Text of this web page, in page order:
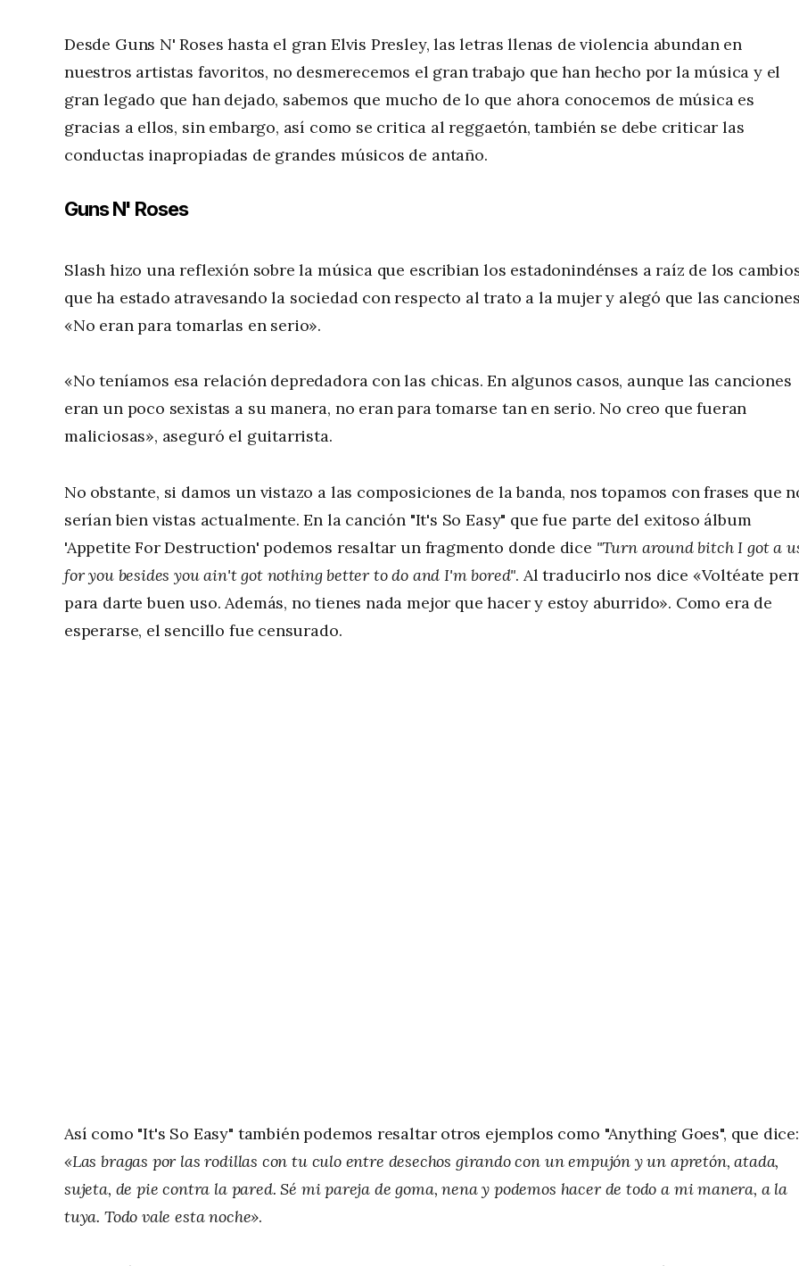
Desde Guns N' Roses hasta el gran Elvis Presley, las letras llenas de violencia abundan en
nuestros artistas favoritos, no desmerecemos el gran trabajo que han hecho por la música y el
gran legado que han dejado, sabemos que mucho de lo que ahora conocemos de música es
gracias a ellos, sin embargo, así como se critica al reggaetón, también se debe criticar las
conductas inapropiadas de grandes músicos de antaño.
Guns N' Roses
Slash hizo una reflexión sobre la música que escribian los estadonindénses a raíz de los
que ha estado atravesando la sociedad con respecto al trato a la mujer y alegó que las canciones
«No eran para tomarlas en serio».
«No teníamos esa relación depredadora con las chicas. En algunos casos, aunque las canciones
eran un poco sexistas a su manera, no eran para tomarse tan en serio. No creo que fueran
maliciosas», aseguró el guitarrista.
No obstante, si damos un vistazo a las composiciones de la banda, nos topamos con frases que
serían bien vistas actualmente. En la canción "It's So Easy" que fue parte del exitoso álbum
'Appetite For Destruction' podemos resaltar un fragmento donde dice "Turn around bitch I got a
for you besides you ain't got nothing better to do and I'm bored". Al traducirlo nos dice «Voltéate
para darte buen uso. Además, no tienes nada mejor que hacer y estoy aburrido». Como era de
esperarse, el sencillo fue censurado.
Así como "It's So Easy" también podemos resaltar otros ejemplos como "Anything Goes", que dice:
«Las bragas por las rodillas con tu culo entre desechos girando con un empujón y un apretón, atada,
sujeta, de pie contra la pared. Sé mi pareja de goma, nena y podemos hacer de todo a mi manera, a la
tuya. Todo vale esta noche».